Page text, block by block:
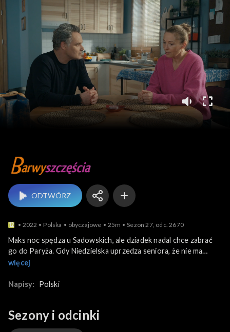
Barwy szczęścia
ODTWÓRZ
2022 Polska obyczajowe 25m Sezon 27, odc. 2670
Maks noc spędza u Sadowskich, ale dziadek nadal chce zabrać
go do Paryża. Gdy Niedzielska uprzedza seniora, że nie ma
prawa wywieźć chłopca z kraju bez zgody sądu, Grabski nagle
pracy dla fundacji. Na pierwszym zebraniu w Fit - zdrowiu Pyrka
okazuje się dla wszystkich sporym wyzwaniem.
więcej
Napisy: Polski
Sezony i odcinki